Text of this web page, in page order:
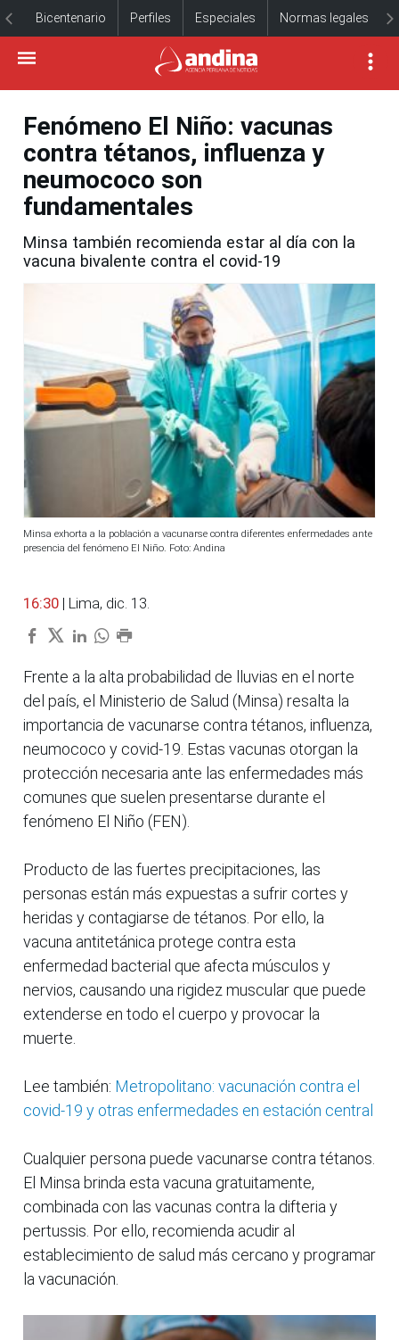
Bicentenario Perfiles Especiales Normas legales
Fenómeno El Niño: vacunas
contra tétanos, influenza y
neumococo son
fundamentales
Minsa también recomienda estar al día con la
vacuna bivalente contra el covid-19
Minsa exhorta a la población a vacunarse contra diferentes enfermedades ante
presencia del fenómeno El Niño. Foto: Andina
16:30 | Lima, dic. 13.
Frente a la alta probabilidad de lluvias en el norte
del país, el Ministerio de Salud (Minsa) resalta la
importancia de vacunarse contra tétanos, influenza,
neumococo y covid-19. Estas vacunas otorgan la
protección necesaria ante las enfermedades más
comunes que suelen presentarse durante el
fenómeno El Niño (FEN).
Producto de las fuertes precipitaciones, las
personas están más expuestas a sufrir cortes y
heridas y contagiarse de tétanos. Por ello, la
vacuna antitetánica protege contra esta
enfermedad bacterial que afecta músculos y
nervios, causando una rigidez muscular que puede
extenderse en todo el cuerpo y provocar la
muerte.
Lee también: Metropolitano: vacunación contra el
covid-19 y otras enfermedades en estación central
Cualquier persona puede vacunarse contra tétanos.
El Minsa brinda esta vacuna gratuitamente,
combinada con las vacunas contra la difteria y
pertussis. Por ello, recomienda acudir al
establecimiento de salud más cercano y programar
la vacunación.